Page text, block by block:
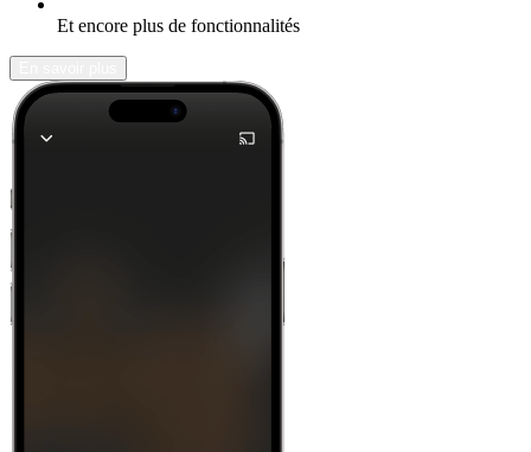
Et encore plus de fonctionnalités